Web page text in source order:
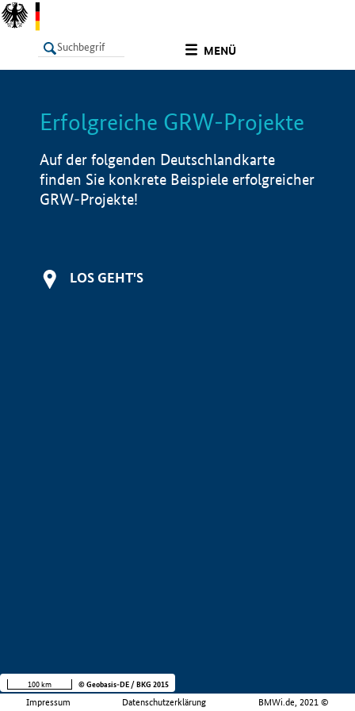
MENÜ
LISTE Info
Erfolgreiche GRW-Projekte
Auf der folgenden Deutschlandkarte
finden Sie konkrete Beispiele erfolgreicher
GRW-Projekte!
LOS GEHT'S
Impressum Datenschutzerklärung BMWi.de, 2021 ©
100 km © Geobasis-DE / BKG 2015